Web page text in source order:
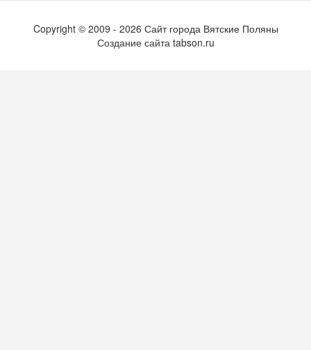
Copyright © 2009 - 2026 Сайт города Вятские Поляны
Создание сайта tabson.ru